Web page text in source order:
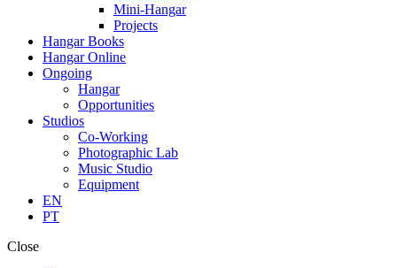
Mini-Hangar
Projects
Hangar Books
Hangar Online
Ongoing
Hangar
Opportunities
Studios
Co-Working
Photographic Lab
Music Studio
Equipment
EN
PT
Close